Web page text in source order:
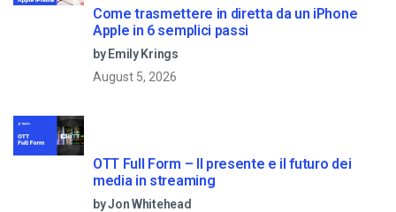
Come trasmettere in diretta da un iPhone
Apple in 6 semplici passi
by Emily Krings
August 5, 2026
OTT Full Form – Il presente e il futuro dei
media in streaming
by Jon Whitehead